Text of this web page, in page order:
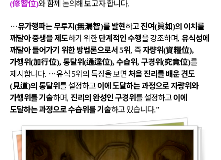
(修習位)와 함께 논의해 보고자 합니다.
…유가행파는무루지(無漏智)를 발현하고진여(眞如)의 이치를
깨달아 중생을 제도하기 위한단계적인 수행을 강조하며, 유식성에
깨달아 들어가기 위한 방법론으로서5위, 즉자량위(資糧位),
가행위(加行位), 통달위(通達位), 수습위, 구경위(究竟位)를
제시합니다. …유식 5위의 특징을 보면처음 진리를 배운 견도
(見道)의 통달위를 설정하고이에 도달하는 과정으로 자량위와
가행위를 기술하며, 진리의 완성인 구경위를 설정하고이에
도달하는 과정으로 수습위를 기술하고 있습니다.”